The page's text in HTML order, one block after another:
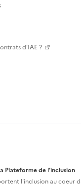
d'IAE ?
Plateforme de l’inclusion
l'inclusion aucoeur